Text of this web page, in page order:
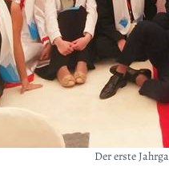
Der erste